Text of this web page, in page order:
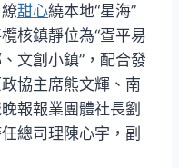
甜心繞本地“星海”
核鎮靜位為“疍平易
文創小鎮”，配合發
協主席熊文輝、南
報報業團體社長劉
總司理陳心宇，副